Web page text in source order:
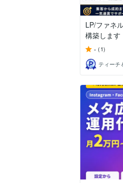
LP/ファネ
構築します
- (1)